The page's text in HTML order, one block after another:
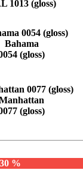
1013 (gloss)
Bahama
(gloss)
(gloss)
%